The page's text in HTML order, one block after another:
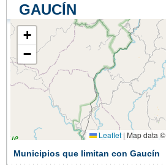
GAUCÍN
+
−
Leaflet | Map data ©
Municipios que limitan con Gaucín